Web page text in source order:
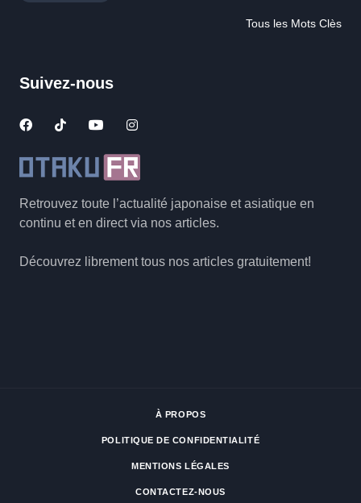
Retrouvez toute l’actualité japonaise et asiatique en
continu et en direct via nos articles.
Découvrez librement tous nos articles gratuitement!
Tous les Mots Clès
Suivez-nous
À PROPOS
POLITIQUE DE CONFIDENTIALITÉ
MENTIONS LÉGALES
CONTACTEZ-NOUS